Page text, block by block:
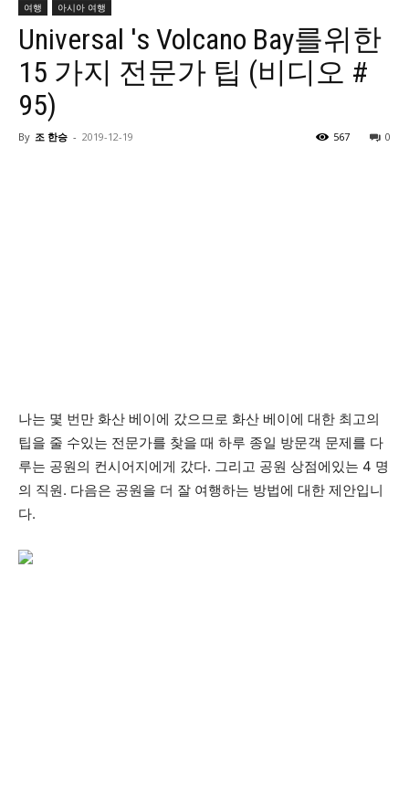
여행 아시아 여행
Universal 's Volcano Bay를위한
15 가지 전문가 팁 (비디오 #
95)
By 조 한승 - 2019-12-19 0
567
나는 몇 번만 화산 베이에 갔으므로 화산 베이에 대한 최고의
팁을 줄 수있는 전문가를 찾을 때 하루 종일 방문객 문제를 다
루는 공원의 컨시어지에게 갔다. 그리고 공원 상점에있는 4 명
의 직원. 다음은 공원을 더 잘 여행하는 방법에 대한 제안입니
다.